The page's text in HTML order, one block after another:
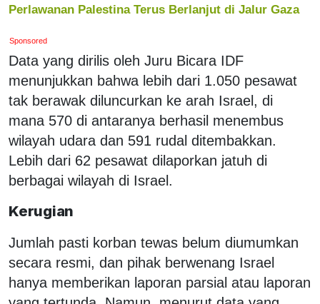
Perlawanan Palestina Terus Berlanjut di Jalur Gaza
Sponsored
Data yang dirilis oleh Juru Bicara IDF
menunjukkan bahwa lebih dari 1.050 pesawat
tak berawak diluncurkan ke arah Israel, di
mana 570 di antaranya berhasil menembus
wilayah udara dan 591 rudal ditembakkan.
Lebih dari 62 pesawat dilaporkan jatuh di
berbagai wilayah di Israel.
Kerugian
Jumlah pasti korban tewas belum diumumkan
secara resmi, dan pihak berwenang Israel
hanya memberikan laporan parsial atau laporan